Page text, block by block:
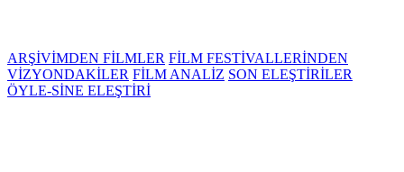
ARŞİVİMDEN FİLMLER FİLM FESTİVALLERİNDEN
VİZYONDAKİLER FİLM ANALİZ SON ELEŞTİRİLER
ÖYLE-SİNE ELEŞTİRİ